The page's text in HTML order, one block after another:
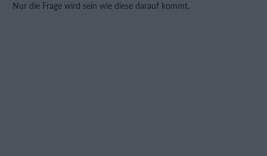
Nur die Frage wird sein wie diese darauf kommt.